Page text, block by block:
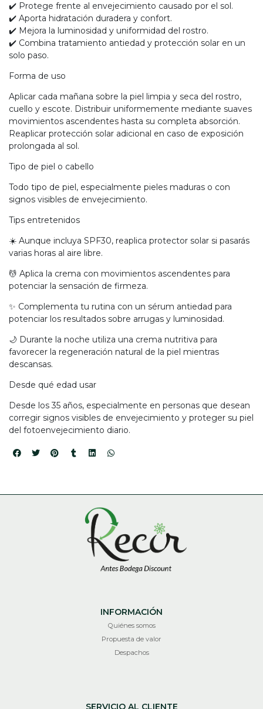
✔️ Protege frente al envejecimiento causado por el sol.
✔️ Aporta hidratación duradera y confort.
✔️ Mejora la luminosidad y uniformidad del rostro.
✔️ Combina tratamiento antiedad y protección solar en un
solo paso.
Forma de uso
Aplicar cada mañana sobre la piel limpia y seca del rostro,
cuello y escote. Distribuir uniformemente mediante suaves
movimientos ascendentes hasta su completa absorción.
Reaplicar protección solar adicional en caso de exposición
prolongada al sol.
Tipo de piel o cabello
Todo tipo de piel, especialmente pieles maduras o con
signos visibles de envejecimiento.
Tips entretenidos
☀️ Aunque incluya SPF30, reaplica protector solar si pasarás
varias horas al aire libre.
💆 Aplica la crema con movimientos ascendentes para
potenciar la sensación de firmeza.
✨ Complementa tu rutina con un sérum antiedad para
potenciar los resultados sobre arrugas y luminosidad.
🌙 Durante la noche utiliza una crema nutritiva para
favorecer la regeneración natural de la piel mientras
descansas.
Desde qué edad usar
Desde los 35 años, especialmente en personas que desean
corregir signos visibles de envejecimiento y proteger su piel
del fotoenvejecimiento diario.
INFORMACIÓN
Quiénes somos
Propuesta de valor
Despachos
SERVICIO AL CLIENTE